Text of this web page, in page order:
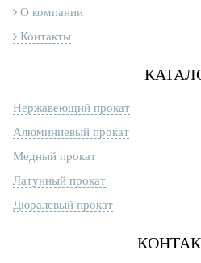
О компании
Контакты
Нержавеющий прокат
Алюминиевый прокат
Медный прокат
Латунный прокат
Дюралевый прокат